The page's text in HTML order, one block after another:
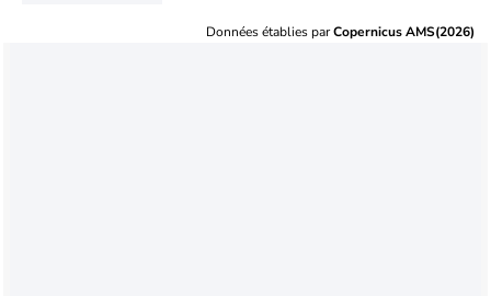
Données établies parCopernicus AMS(2026)